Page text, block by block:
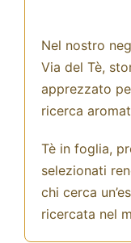
Nel nostro
Via del Tè,
apprezzato
ricerca
Tè in foglia,
selezionati
chi cerca
ricercata nel